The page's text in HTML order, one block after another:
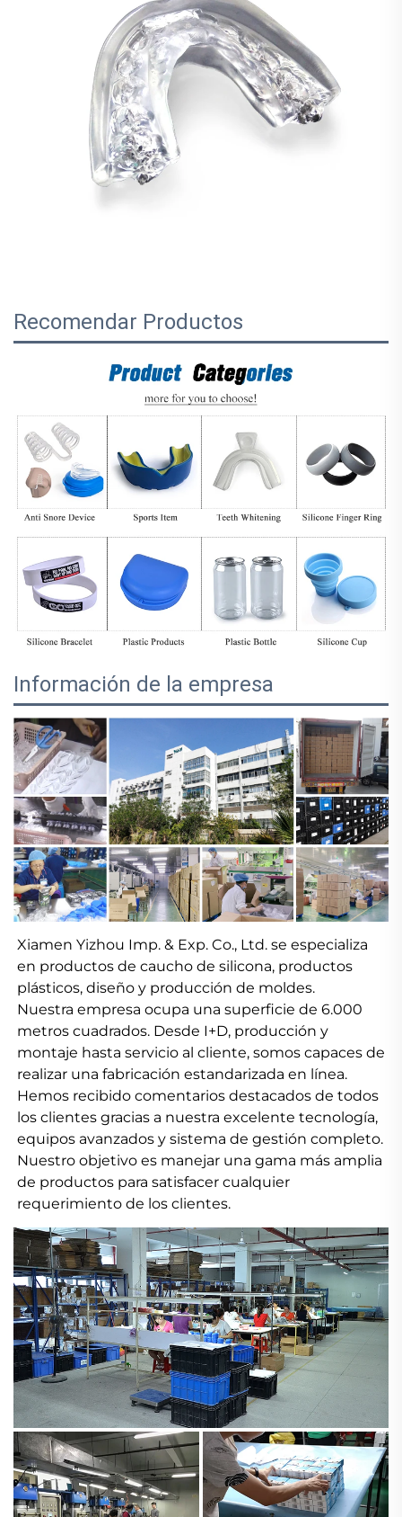
Recomendar Productos
Información de la empresa
Xiamen Yizhou Imp. & Exp. Co., Ltd. se especializa
en productos de caucho de silicona, productos
plásticos, diseño y producción de moldes.
Nuestra empresa ocupa una superficie de 6.000
metros cuadrados. Desde I+D, producción y
montaje hasta servicio al cliente, somos capaces de
realizar una fabricación estandarizada en línea.
Hemos recibido comentarios destacados de todos
los clientes gracias a nuestra excelente tecnología,
equipos avanzados y sistema de gestión completo.
Nuestro objetivo es manejar una gama más amplia
de productos para satisfacer cualquier
requerimiento de los clientes.